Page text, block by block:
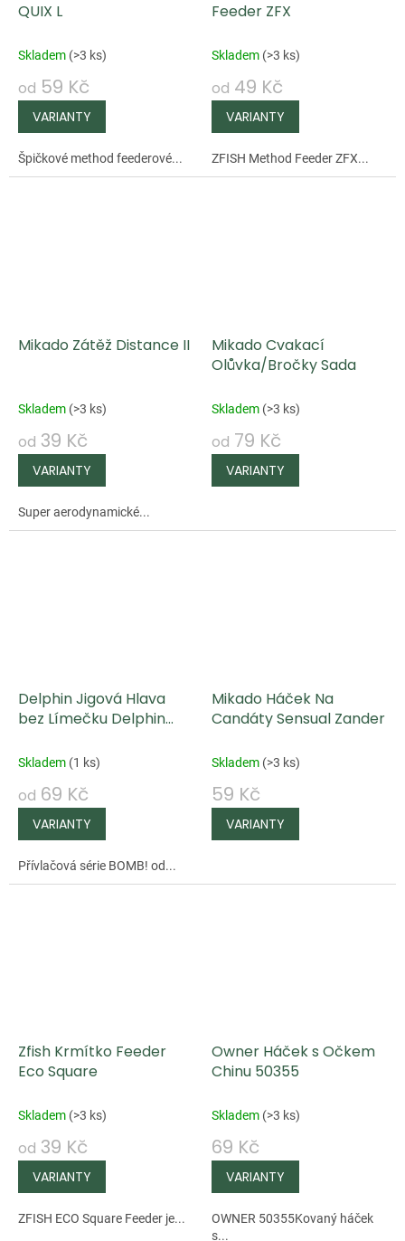
QUIX L
Skladem (>3 ks)
od 59 Kč
Špičkové method feederové...
Feeder ZFX
Skladem (>3 ks)
od 49 Kč
ZFISH Method Feeder ZFX...
Mikado Zátěž Distance II
Skladem (>3 ks)
od 39 Kč
Super aerodynamické...
Mikado Cvakací
Olůvka/Bročky Sada
Skladem (>3 ks)
od 79 Kč
Delphin Jigová Hlava
bez Límečku Delphin
Skladem (1 ks)
od 69 Kč
Přívlačová série BOMB! od...
Mikado Háček Na
Candáty Sensual Zander
Skladem (>3 ks)
59 Kč
Zfish Krmítko Feeder
Eco Square
Skladem (>3 ks)
od 39 Kč
ZFISH ECO Square Feeder je...
Owner Háček s Očkem
Chinu 50355
Skladem (>3 ks)
69 Kč
OWNER 50355Kovaný háček
s...